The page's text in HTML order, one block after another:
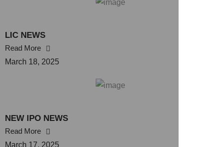
LIC NEWS
Read More
March 18, 2025
NEW IPO NEWS
Read More
March 17, 2025